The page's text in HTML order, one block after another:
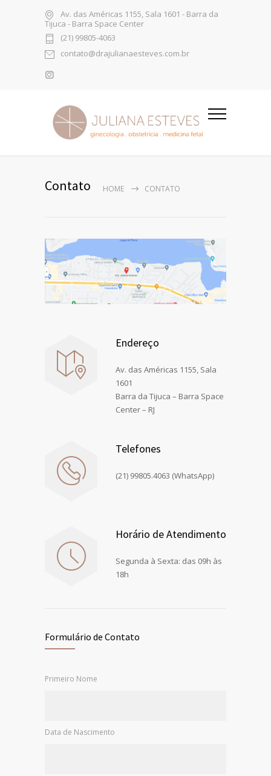
Av. das Américas 1155, Sala 1601 - Barra da
Tijuca - Barra Space Center
(21) 99805-4063
contato@drajulianaesteves.com.br
Contato HOME CONTATO
Endereço
Av. das Américas 1155, Sala
1601
Barra da Tijuca – Barra Space
Center – RJ
Telefones
(21) 99805.4063 (WhatsApp)
Horário de Atendimento
Segunda à Sexta: das 09h às
18h
Formulário de Contato
Primeiro Nome
Data de Nascimento